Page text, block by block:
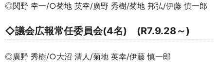
◎関野 幸一/○菊地 英幸/廣野 秀樹/菊地 邦弘/伊藤 慎一郎
◇議会広報常任委員会(4名) (R7.9.28～)
◎廣野 秀樹/○大沼 清人/菊地 英幸/伊藤 慎一郎